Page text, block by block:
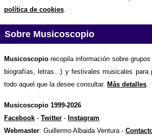
política de cookies
Sobre Musicoscopio
Musicoscopio recopila información sobre
biografías, letras...) y festivales musicales para
todo aquel que la desee consultar. Más detalles.
Musicoscopio 1999-2026
Facebook - Twitter - Instagram
Webmaster: Guillermo Albaida Ventura -